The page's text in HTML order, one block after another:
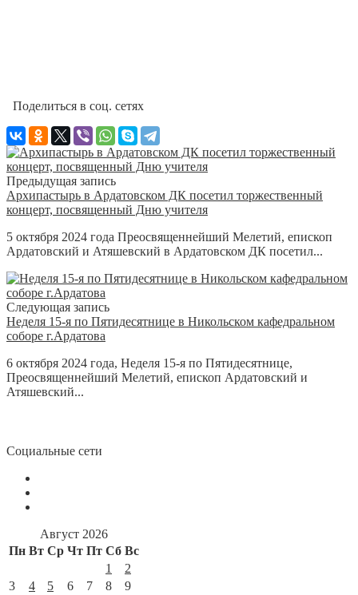
Поделиться в соц. сетях
Предыдущая запись
Архипастырь в Ардатовском ДК посетил торжественный
концерт, посвященный Дню учителя
5 октября 2024 года Преосвященнейший Мелетий, епископ
Ардатовский и Атяшевский в Ардатовском ДК посетил...
Следующая запись
Неделя 15-я по Пятидесятнице в Никольском кафедральном
соборе г.Ардатова
6 октября 2024 года, Неделя 15-я по Пятидесятнице,
Преосвященнейший Мелетий, епископ Ардатовский и
Атяшевский...
Социальные сети
Август 2026
Пн Вт Ср Чт Пт Сб Вс
1
2
3
4 5 6 7 8
9